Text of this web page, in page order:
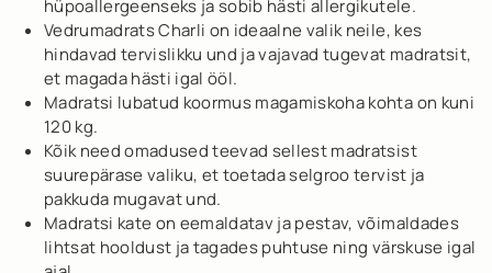
hüpoallergeenseks ja sobib hästi allergikutele.
Vedrumadrats Charli on ideaalne valik neile, kes
hindavad tervislikku und ja vajavad tugevat madratsit,
et magada hästi igal ööl.
Madratsi lubatud koormus magamiskoha kohta on kuni
120 kg.
Kõik need omadused teevad sellest madratsist
suurepärase valiku, et toetada selgroo tervist ja
pakkuda mugavat und.
Madratsi kate on eemaldatav ja pestav, võimaldades
lihtsat hooldust ja tagades puhtuse ning värskuse igal